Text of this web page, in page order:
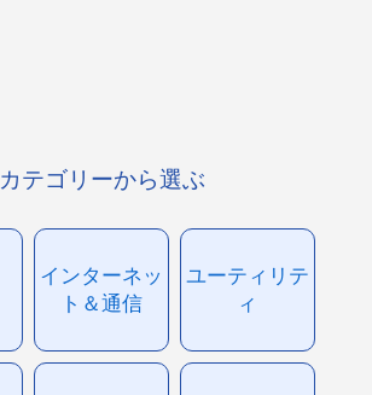
カテゴリーから選ぶ
インターネッ
ト＆通信
ユーティリテ
ィ